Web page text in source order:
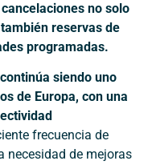
no solo
reservas de
programadas.
siendo uno
de Europa, con una
frecuencia de
necesidad de mejoras